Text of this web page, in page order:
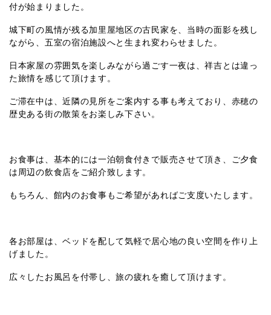
付が始まりました。
城下町の風情が残る加里屋地区の古民家を、当時の面影を残し
ながら、五室の宿泊施設へと生まれ変わらせました。
日本家屋の雰囲気を楽しみながら過ごす一夜は、祥吉とは違っ
た旅情を感じて頂けます。
ご滞在中は、近隣の見所をご案内する事も考えており、赤穂の
歴史ある街の散策をお楽しみ下さい。
お食事は、基本的には一泊朝食付きで販売させて頂き、ご夕食
は周辺の飲食店をご紹介致します。
もちろん、館内のお食事もご希望があればご支度いたします。
各お部屋は、ベッドを配して気軽で居心地の良い空間を作り上
げました。
広々したお風呂を付帯し、旅の疲れを癒して頂けます。